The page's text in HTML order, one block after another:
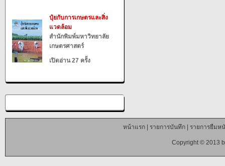
ปุ๋ยกับการเกษตรและสิ่ง
แวดล้อม
สำนักพิมพ์มหาวิทยาลัย
เกษตรศาสตร์
เปิดอ่าน 27 ครั้ง
หน้าแรก| รายการบันทึก| รายการยืมห
Copyright © 2013